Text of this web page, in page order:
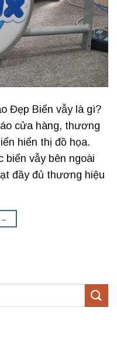
Đẹp Biển vẫy là gì?
cửa hàng, thương
hiển thị đồ họa.
biển vẫy bên ngoài
đầy đủ thương hiệu
→